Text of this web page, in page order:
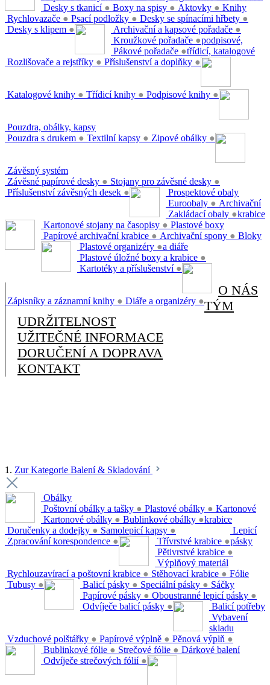
Desky s tkanicí ● Boxy na spisy ● Aktovky ●
Rychlovazače ● Psací podložky ● Desky se spínacími hřbety ●
Desky s klipem ● Archivační a kapsové pořadače ●
Kroužkové pořadače ●
Pákové pořadače ●
Rozlišovače a rejstříky ● Příslušenství a doplňky ●
Knihy
podpisové,
třídicí, katalogové
Katalogové knihy ● Třídicí knihy ● Podpisové knihy ●
Pouzdra, obálky, kapsy
Pouzdra s drukem ● Textilní kapsy ● Zipové obálky ●
Závěsný systém
Závěsné papírové desky ● Stojany pro závěsné desky ●
Příslušenství závěsných desek ●
Prospektové obaly
Euroobaly ●
Zakládací obaly ●
Archivační
krabice
Kartonové stojany na časopisy ●
Papírové archivační krabice ● Archivační spony ●
Plastové boxy
Plastové organizéry ●
Plastové úložné boxy a krabice ●
Kartotéky a příslušenství ●
Bloky
a diáře
Zápisníky a záznamní knihy ● Diáře a organizéry ●
O NÁS
TÝM
UDRŽITELNOST
UŽITEČNÉ INFORMACE
DORUČENÍ A DOPRAVA
KONTAKT
1. Zur Kategorie Balení & Skladování
Obálky
Poštovní obálky a tašky ● Plastové obálky ●
Kartonové obálky ● Bublinkové obálky ●
Doručenky a dodejky ● Samolepicí kapsy ●
Zpracování korespondence ●
Kartonové
krabice
Třívrstvé krabice ●
Pětivrstvé krabice ●
Rychlouzavírací a poštovní krabice ● Stěhovací krabice ●
Tubusy ●
Lepicí
pásky
Balicí pásky ● Speciální pásky ●
Papírové pásky ● Oboustranné lepicí pásky ●
Odvíječe balicí pásky ●
Výplňový materiál
Vzduchové polštářky ● Papírové výplně ● Pěnová výplň ●
Fólie
Bublinkové fólie ● Strečové fólie ●
Odvíječe strečových fólií ●
Sáčky
Balicí potřeby
Vybavení
skladu
Dárkové balení